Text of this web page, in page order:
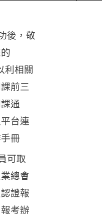
後，敬
利相關
前三
通
台連
冊
可取
總會
證報
考辦